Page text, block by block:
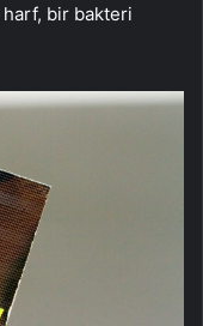
bir bakteri